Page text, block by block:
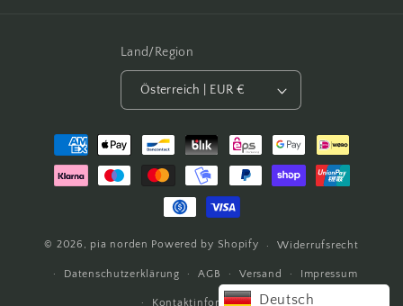
Land/Region
Österreich | EUR €
Zahlungsmethoden
© 2026, pia norden Powered by Shopify Widerrufsrecht
Datenschutzerklärung AGB Versand Impressum
KontaktinformationenDeutsch